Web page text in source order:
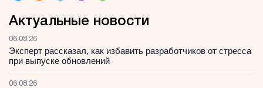
Актуальные новости
06.08.26
Эксперт рассказал, как избавить разработчиков от стресса
при выпуске обновлений
06.08.26